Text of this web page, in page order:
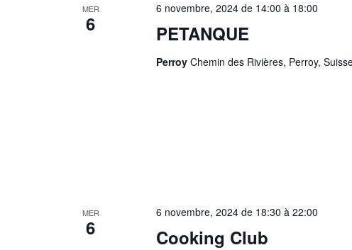
MER
6 PETANQUE
6 novembre, 2024 de 14:00 à 18:00
Perroy Chemin des Rivières, Perroy,
MER
6 Cooking Club
6 novembre, 2024 de 18:30 à 22:00